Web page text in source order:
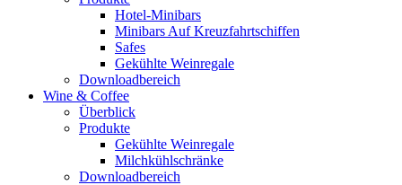
Hotel-Minibars
Minibars Auf Kreuzfahrtschiffen
Safes
Gekühlte Weinregale
Downloadbereich
Wine & Coffee
Überblick
Produkte
Gekühlte Weinregale
Milchkühlschränke
Downloadbereich